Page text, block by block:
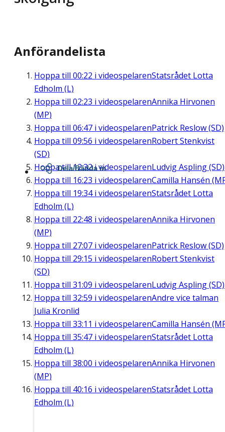
Anförandelista
Hoppa till 00:22 i videospelarenStatsrådet Lotta
Edholm (L)
Hoppa till 02:23 i videospelarenAnnika Hirvonen
(MP)
Hoppa till 06:47 i videospelarenPatrick Reslow (SD)
Hoppa till 09:56 i videospelarenRobert Stenkvist
(SD)
Hoppa till12:32i videospelarenLudvig Aspling (SD)
Hoppa till 16:23 i videospelarenCamilla Hansén
Hoppa till 19:34i videospelarenStatsrådet Lotta
Edholm (L)
Hoppa till 22:48 i videospelarenAnnika Hirvonen
(MP)
Hoppa till 27:07 i videospelarenPatrick Reslow (SD)
Hoppa till 29:15 i videospelarenRobert Stenkvist
(SD)
Hoppa till 31:09 i videospelarenLudvig Aspling (SD)
Hoppa till 32:59 i videospelarenAndre vice talman
Julia Kronlid
Hoppa till 33:11 i videospelarenCamilla Hansén
Hoppa till 35:47 i videospelarenStatsrådet Lotta
Edholm (L)
Hoppa till 38:00 i videospelarenAnnika Hirvonen
(MP)
Hoppa till 40:16 i videospelarenStatsrådet Lotta
Edholm (L)
Dela/Bädda in